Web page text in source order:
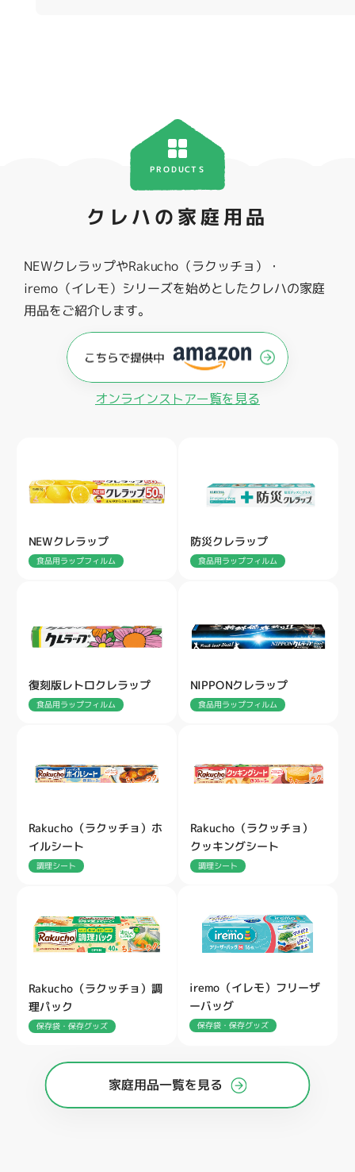
PRODUCTS
クレハの家庭用品
NEWクレラップやRakucho（ラクッチョ）・
iremo（イレモ）シリーズを始めとしたクレハの家庭
用品をご紹介します。
オンラインストアー覧を見る
NEWクレラップ
食品用ラップフィルム
防災クレラップ
食品用ラップフィルム
復刻版レトロクレラップ
食品用ラップフィルム
NIPPONクレラップ
食品用ラップフィルム
Rakucho（ラクッチョ）ホ
イルシート
調理シート
Rakucho（ラクッチョ）
クッキングシート
調理シート
Rakucho（ラクッチョ）調
理パック
保存袋・保存グッズ
iremo（イレモ）フリーザ
ーバッグ
保存袋・保存グッズ
家庭用品一覧を見る